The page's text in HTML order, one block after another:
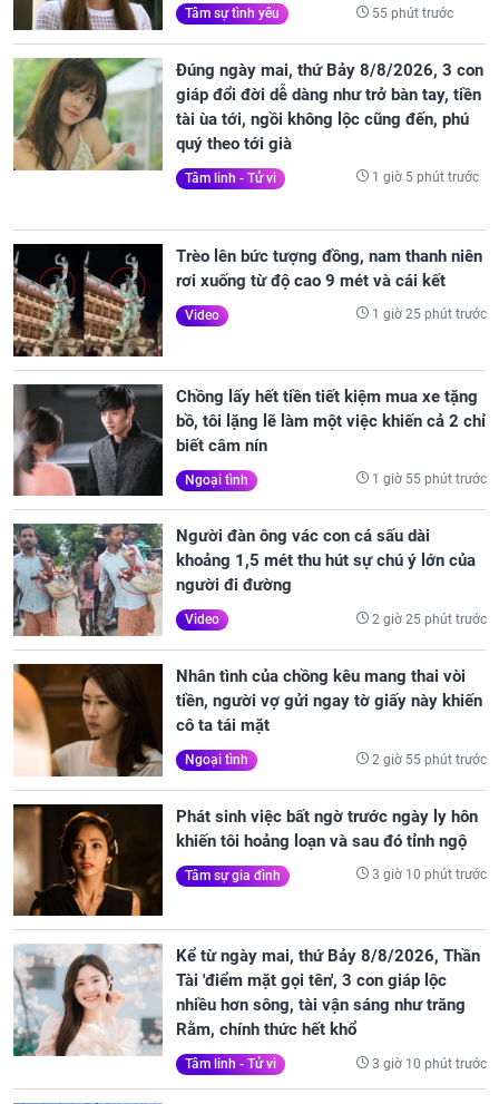
Tâm sự tình yêu 55 phút trước
Đúng ngày mai, thứ Bảy 8/8/2026, 3 con
giáp đổi đời dễ dàng như trở bàn tay, tiền
tài ùa tới, ngồi không lộc cũng đến, phú
quý theo tới già
Tâm linh - Tử vi 1 giờ 5 phút trước
Trèo lên bức tượng đồng, nam thanh niên
rơi xuống từ độ cao 9 mét và cái kết
Video 1 giờ 25 phút trước
Chồng lấy hết tiền tiết kiệm mua xe tặng
bồ, tôi lặng lẽ làm một việc khiến cả 2 chỉ
biết câm nín
Ngoại tình 1 giờ 55 phút trước
Người đàn ông vác con cá sấu dài
khoảng 1,5 mét thu hút sự chú ý lớn của
người đi đường
Video 2 giờ 25 phút trước
Nhân tình của chồng kêu mang thai vòi
tiền, người vợ gửi ngay tờ giấy này khiến
cô ta tái mặt
Ngoại tình 2 giờ 55 phút trước
Phát sinh việc bất ngờ trước ngày ly hôn
khiến tôi hoảng loạn và sau đó tỉnh ngộ
Tâm sự gia đình 3 giờ 10 phút trước
Kể từ ngày mai, thứ Bảy 8/8/2026, Thần
Tài 'điểm mặt gọi tên', 3 con giáp lộc
nhiều hơn sông, tài vận sáng như trăng
Rằm, chính thức hết khổ
Tâm linh - Tử vi 3 giờ 10 phút trước